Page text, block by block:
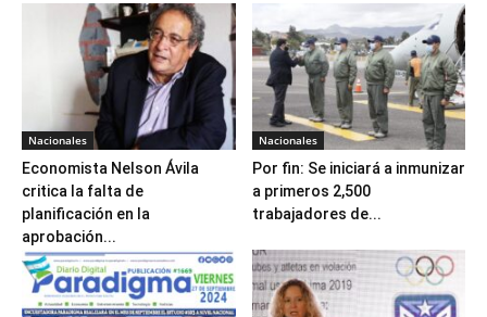
Nacionales
Economista Nelson Ávila
critica la falta de
planificación en la
aprobación...
Nacionales
Por fin: Se iniciará a inmunizar
a primeros 2,500
trabajadores de...